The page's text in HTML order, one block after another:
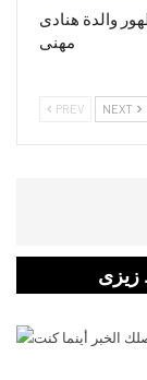
والدة هنادى
مهنى
PREV NEXT
زيزى